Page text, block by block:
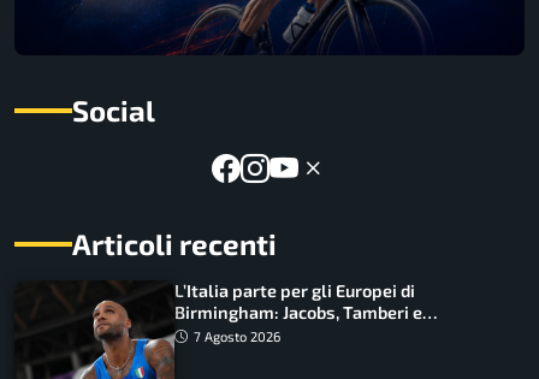
Social
Articoli recenti
L’Italia parte per gli Europei di
Birmingham: Jacobs, Tamberi e
Battocletti guidano una spedizione
7 Agosto 2026